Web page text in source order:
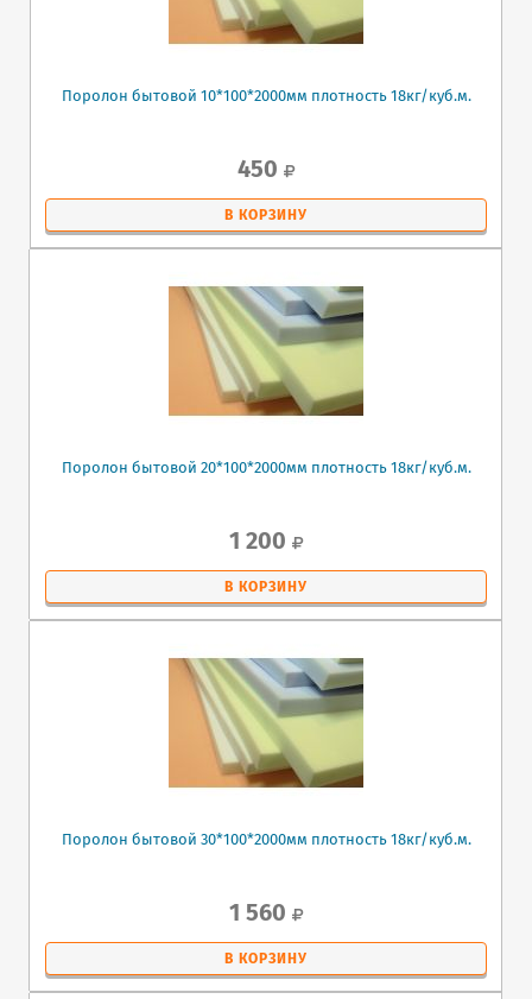
Поролон бытовой 10*100*2000мм плотность 18кг/куб.м.
450
В КОРЗИНУ
Поролон бытовой 20*100*2000мм плотность 18кг/куб.м.
1 200
В КОРЗИНУ
Поролон бытовой 30*100*2000мм плотность 18кг/куб.м.
1 560
В КОРЗИНУ